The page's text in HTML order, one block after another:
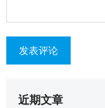
近期文章